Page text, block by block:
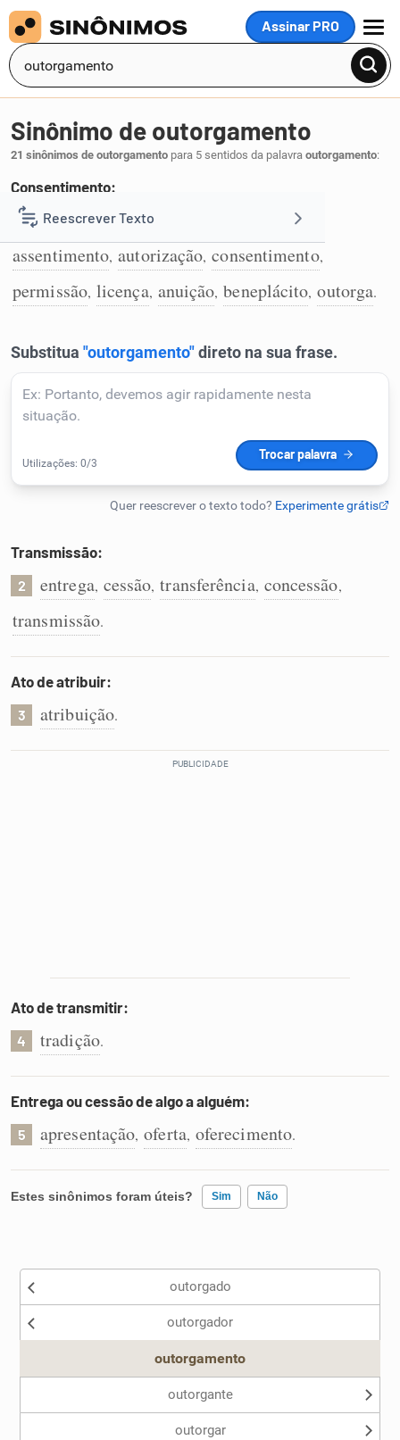
Assinar PRO
MENU
Reescrever Texto
Resumir Texto
Detector de IA
Humanizador de IA
Caça-palavras
Dicionário
Sinônimo de outorgamento
21 sinônimos de outorgamento para 5 sentidos da palavra outorgamento:
Consentimento:
1 aprovação,anuência
assentimento, autorização, consentimento,
permissão, licença, anuição, beneplácito, outorga.
Transmissão:
2 entrega, cessão, transferência, concessão,
transmissão.
Ato de atribuir:
3 atribuição.
Ato de transmitir:
4 tradição.
Entrega ou cessão de algo a alguém:
5 apresentação, oferta, oferecimento.
Estes sinônimos foram úteis? Sim Não
Nenhum dos sinônimos apresentados me ajudou
outorgado
outorgador
outorgamento
outorgante
outorgar